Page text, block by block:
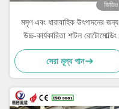
ভিডিও
মসৃণ এবং ধারাবাহিক উৎপাদনের জন্য
উচ্চ-কার্যকারিতা শাটল রোটোমোল্ডিং
মেশিন
সেরা মূল্য পান